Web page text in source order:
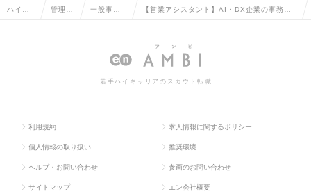
ハイク 管理部 一般事
事務の転
【営業アシスタント】AI・DX企業の事務～
リモート可の求人情報
若手ハイキャリアのスカウト転職
利用規約 求人情報に関するポリシー
個人情報の取り扱い 推奨環境
ヘルプ・お問い合わせ 参画のお問い合わせ
サイトマップ エン会社概要